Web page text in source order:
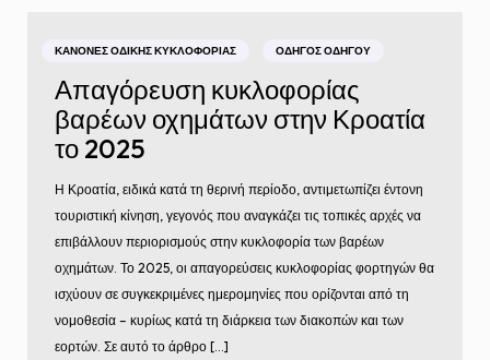
ΚΑΝΌΝΕΣ ΟΔΙΚΉΣ ΚΥΚΛΟΦΟΡΊΑΣ ΟΔΗΓΌΣ ΟΔΗΓΟΎ
Απαγόρευση κυκλοφορίας
βαρέων οχημάτων στην Κροατία
το 2025
Η Κροατία, ειδικά κατά τη θερινή περίοδο, αντιμετωπίζει έντονη
τουριστική κίνηση, γεγονός που αναγκάζει τις τοπικές αρχές να
επιβάλλουν περιορισμούς στην κυκλοφορία των βαρέων
οχημάτων. Το 2025, οι απαγορεύσεις κυκλοφορίας φορτηγών θα
ισχύουν σε συγκεκριμένες ημερομηνίες που ορίζονται από τη
νομοθεσία – κυρίως κατά τη διάρκεια των διακοπών και των
εορτών. Σε αυτό το άρθρο […]